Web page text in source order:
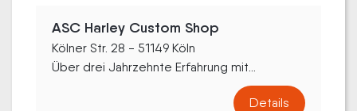
ASC Harley Custom Shop
Kölner Str. 28 - 51149 Köln
Über drei Jahrzehnte Erfahrung mit...
Details